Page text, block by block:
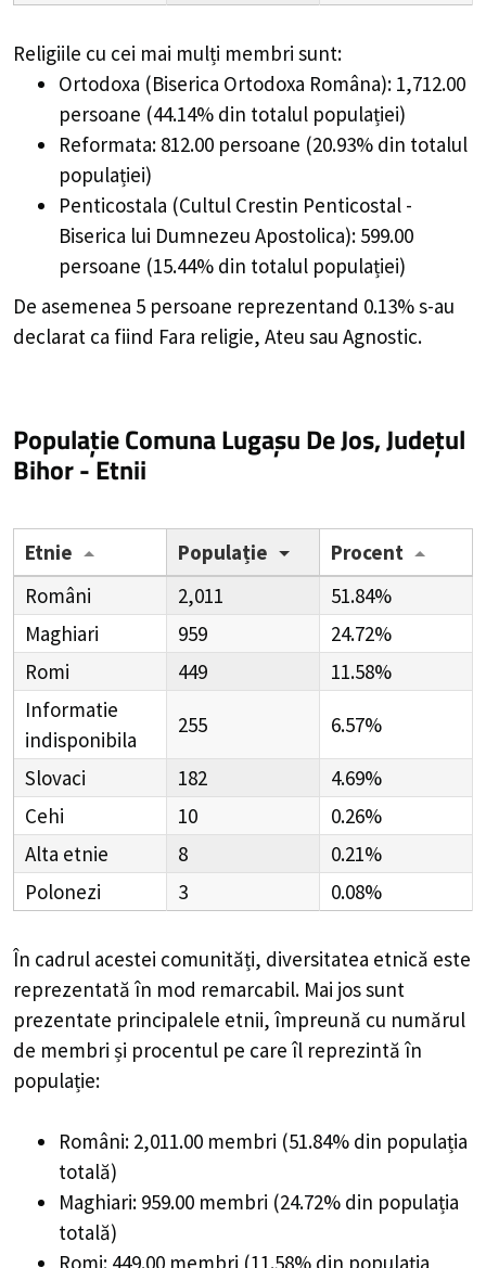
Religiile cu cei mai mulți membri sunt:
Ortodoxa (Biserica Ortodoxa Româna): 1,712.00
persoane (44.14% din totalul populației)
Reformata: 812.00 persoane (20.93% din totalul
populației)
Penticostala (Cultul Crestin Penticostal -
Biserica lui Dumnezeu Apostolica): 599.00
persoane (15.44% din totalul populației)
De asemenea 5 persoane reprezentand 0.13% s-au
declarat ca fiind Fara religie, Ateu sau Agnostic.
Populație Comuna Lugașu De Jos, Județul
Bihor - Etnii
Etnie Populație
Procent
Români
2,011
51.84%
Maghiari
959
24.72%
Romi
449
11.58%
Informatie
indisponibila
255 6.57%
Slovaci 182
4.69%
Cehi
10
0.26%
Alta etnie
8
0.21%
Polonezi
3 0.08%
În cadrul acestei comunități, diversitatea etnică este
reprezentată în mod remarcabil. Mai jos sunt
prezentate principalele etnii, împreună cu numărul
de membri și procentul pe care îl reprezintă în
populație:
Români: 2,011.00 membri (51.84% din populația
totală)
Maghiari: 959.00 membri (24.72% din populația
totală)